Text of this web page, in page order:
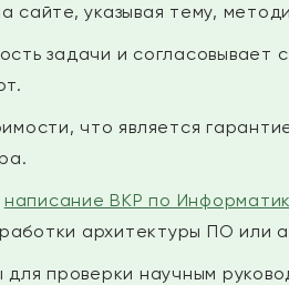
сайте, указывая тему,
задачи и согласовывает
что является
написание ВКР по
архитектуры ПО или
проверки научным